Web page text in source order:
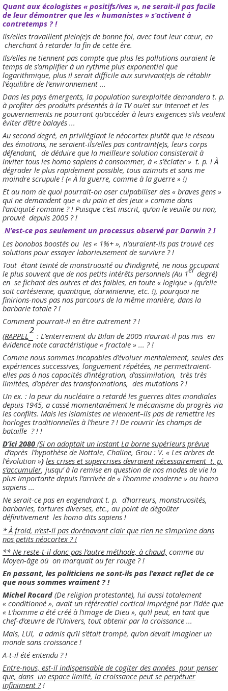
Quant aux écologistes « positifs/ives », ne serait-il pas facile
de leur démontrer que les « humanistes » s’activent à
contretemps ? !
Ils/elles travaillent plein(e)s de bonne foi, avec tout leur cœur, en
cherchant à retarder la fin de cette ère.
Ils/elles ne tiennent pas compte que plus les pollutions auraient le
temps de s’amplifier à un rythme plus exponentiel que
logarithmique, plus il serait difficile aux survivant(e)s de rétablir
l’équilibre de l’environnement ...
Dans les pays émergents, la population surexploitée demandera t. p.
à profiter des produits présentés à la TV ou/et sur Internet et les
gouvernements ne pourront qu’accéder à leurs exigences s’ils veulent
éviter d’être balayés ...
Au second degré, en privilégiant le néocortex plutôt que le réseau
des émotions, ne seraient-ils/elles pas contraint(e)s, leurs corps
défendant, de déduire que la meilleure solution consisterait à
inviter tous les homo sapiens à consommer, à « s’éclater » t. p. ! À
dégrader le plus rapidement possible, tous azimuts et sans me
moindre scrupule ! (« À la guerre, comme à la guerre » !)
Et au nom de quoi pourrait-on oser culpabiliser des « braves gens »
qui ne demandent que « du pain et des jeux » comme dans
l’antiquité romaine ? ! Puisque c’est inscrit, qu’on le veuille ou non,
prouvé depuis 2005 ? !
N’est-ce pas seulement un processus observé par Darwin ? !
Les bonobos boostés ou les « 1%+ », n’auraient-ils pas trouvé ces
solutions pour essayer laborieusement de survivre ? !
Tout étant teinté de monstruosité ou d’indignité, ne nous occupant
le plus souvent que de nos petits intérêts personnels (Au 1er degré)
en se fichant des autres et des faibles, en toute « logique » (qu’elle
soit cartésienne, quantique, darwinienne, etc. !), pourquoi ne
finirions-nous pas nos parcours de la même manière, dans la
barbarie totale ? !
Comment pourrait-il en être autrement ? !
(RAPPEL ² : L’enterrement du Bilan de 2005 n’aurait-il pas mis en
évidence note caractéristique « fractale » ... ? !
Comme nous sommes incapables d’évoluer mentalement, seules des
expériences successives, longuement répétées, ne permettraient-
elles pas à nos capacités d’intégration, d’assimilation, très très
limitées, d’opérer des transformations, des mutations ? !
Un ex. : la peur du nucléaire a retardé les guerres dites mondiales
depuis 1945, a cassé momentanément le mécanisme du progrès via
les conflits. Mais les islamistes ne viennent–ils pas de remettre les
horloges traditionnelles à l’heure ? ! De rouvrir les champs de
bataille ? ! !
D’ici 2080 (Si on adoptait un instant La borne supérieurs prévue
d’après l’hypothèse de Nottale, Chaline, Grou : V. « Les arbres de
l’évolution ») les crises et supercrises devraient nécessairement t. p.
s’accumuler, jusqu’ à la remise en question de nos modes de vie la
plus importante depuis l’arrivée de « l’homme moderne » ou homo
sapiens ...
Ne serait-ce pas en engendrant t. p. d’horreurs, monstruosités,
barbaries, tortures diverses, etc., au point de dégoûter
définitivement les homo dits sapiens !
* À froid, n’est-il pas dorénavant clair que rien ne s’imprime dans
nos petits néocortex ? !
** Ne reste-t-il donc pas l’autre méthode, à chaud, comme au
Moyen-âge où on marquait au fer rouge ? !
En passant, les politiciens ne sont-ils pas l’exact reflet de ce
que nous sommes vraiment ? !
Michel Rocard (De religion protestante), lui aussi totalement
« conditionné », avait un référentiel cortical imprégné par l’idée que
« L’homme a été créé à l’image de Dieu », qu’il peut, en tant que
chef-d’œuvre de l’Univers, tout obtenir par la croissance ...
Mais, LUI, a admis qu’il s’était trompé, qu’on devait imaginer un
monde sans croissance !
A-t-il été entendu ? !
Entre-nous, est-il indispensable de cogiter des années pour penser
que, dans un espace limité, la croissance peut se perpétuer
infiniment ?!